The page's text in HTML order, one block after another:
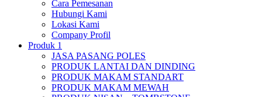
Cara Pemesanan
Hubungi Kami
Lokasi Kami
Company Profil
Produk 1
JASA PASANG POLES
PRODUK LANTAI DAN DINDING
PRODUK MAKAM STANDART
PRODUK MAKAM MEWAH